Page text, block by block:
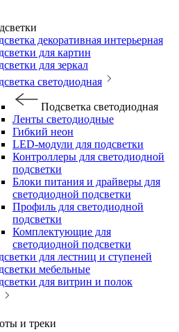
декоративная интерьерная
для картин
для зеркал
светодиодная
Подсветка светодиодная
Ленты светодиодные
Гибкий неон
LED-модули для подсветки
Контроллеры для светодиодной
подсветки
Блоки питания и драйверы для
светодиодной подсветки
Профиль для светодиодной
подсветки
Комплектующие для
светодиодной подсветки
для лестниц и ступеней
мебельные
для витрин и полок
и треки